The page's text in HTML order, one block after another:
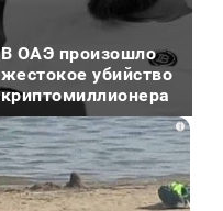
В ОАЭ произошло
жестокое убийство
криптомиллионера
i